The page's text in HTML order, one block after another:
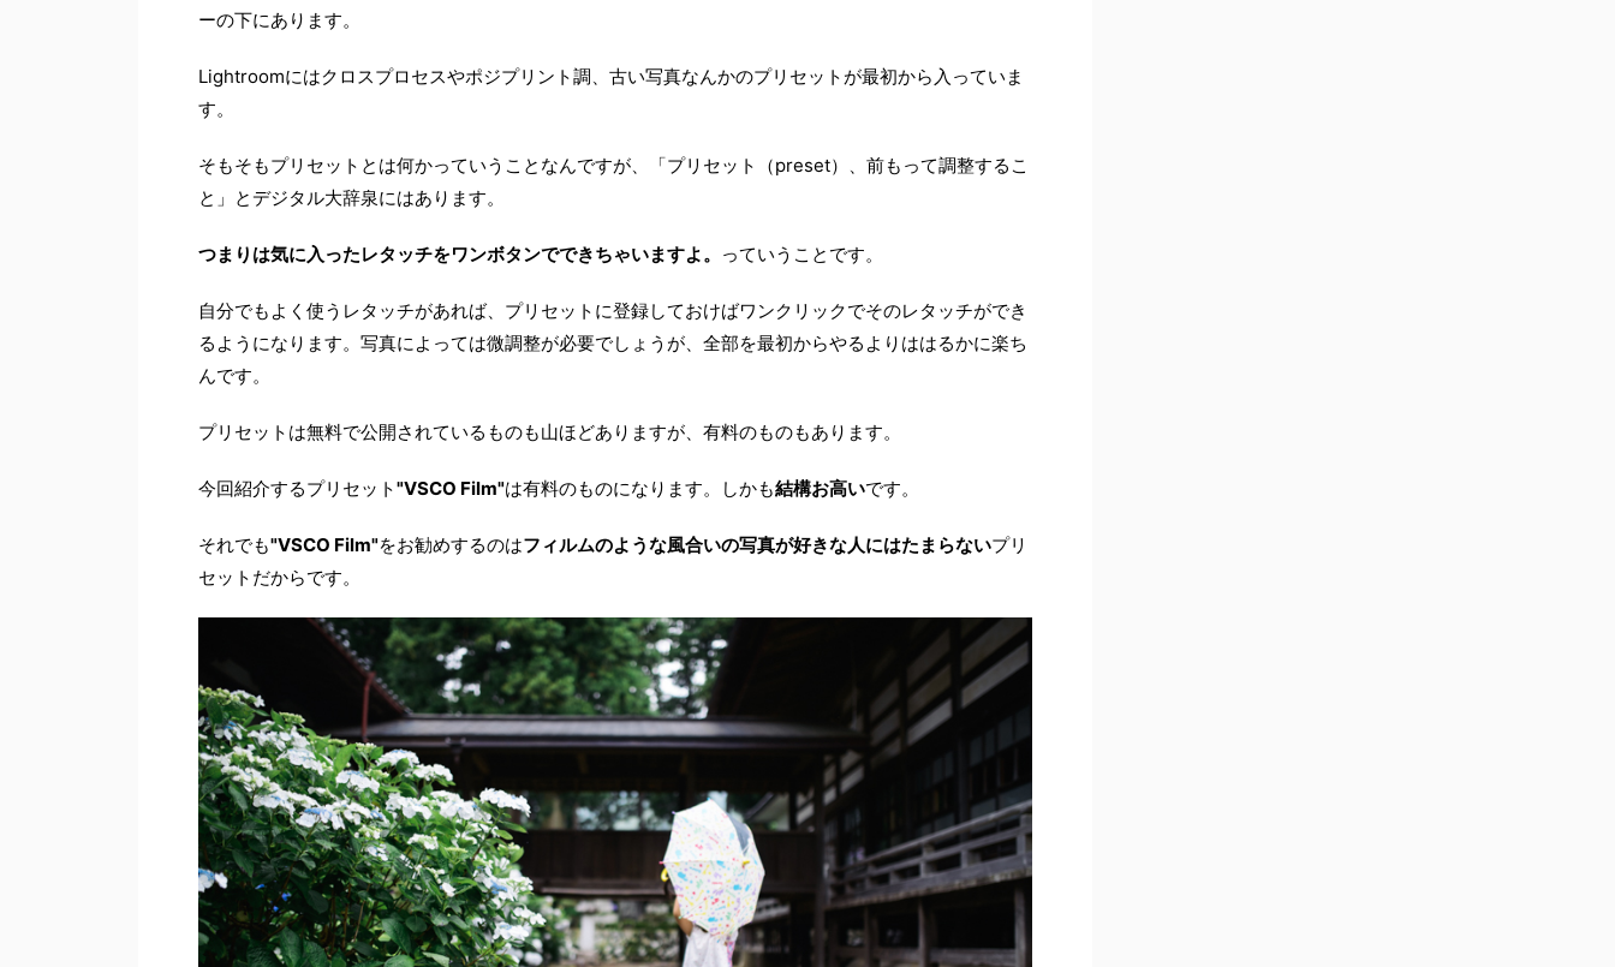
ーの下にあります。
Lightroomにはクロスプロセスやポジプリント調、古い写真なんかのプリセットが最初から入っていま
す。
そもそもプリセットとは何かっていうことなんですが、「プリセット（preset）、前もって調整するこ
と」とデジタル大辞泉にはあります。
つまりは気に入ったレタッチをワンボタンでできちゃいますよ。 っていうことです。
自分でもよく使うレタッチがあれば、プリセットに登録しておけばワンクリックでそのレタッチができ
るようになります。写真によっては微調整が必要でしょうが、全部を最初からやるよりははるかに楽ち
んです。
プリセットは無料で公開されているものも山ほどありますが、有料のものもあります。
今回紹介するプリセット"VSCO Film"は有料のものになります。しかも結構お高いです。
それでも"VSCO Film"をお勧めするのはフィルムのような風合いの写真が好きな人にはたまらないプリ
セットだからです。